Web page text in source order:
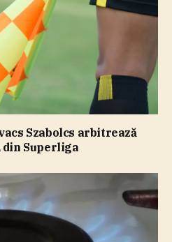
Szabolcs arbitrează
Superliga